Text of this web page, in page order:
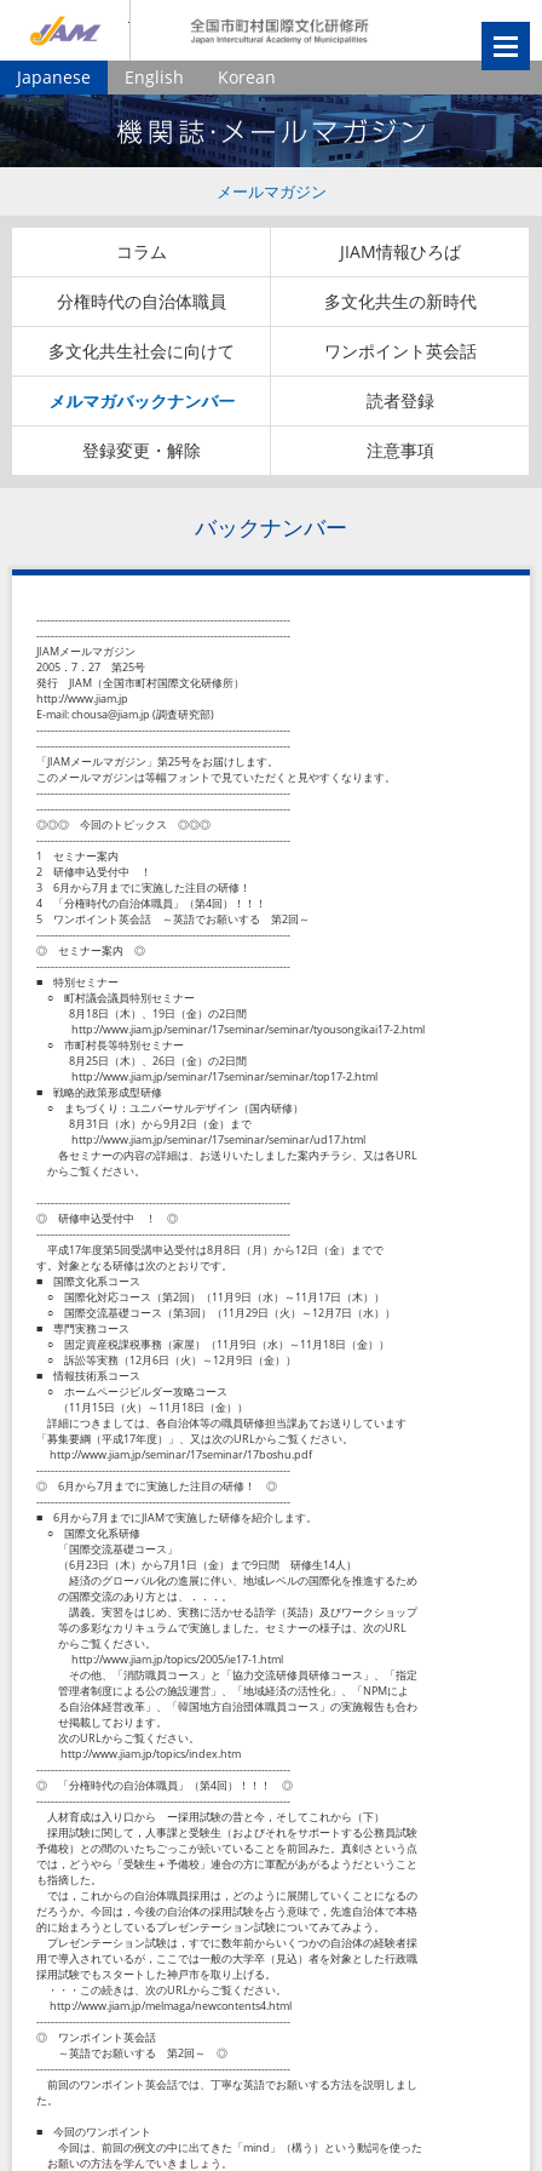
Japanese English Korean
メールマガジン
コラム JIAM情報ひろば
分権時代の自治体職員 多文化共生の新時代
多文化共生社会に向けて ワンポイント英会話
メルマガバックナンバー 読者登録
登録変更・解除 注意事項
バックナンバー
----------------------------------------------------------------------
----------------------------------------------------------------------
JIAMメールマガジン
2005．7．27 第25号
発行 JIAM（全国市町村国際文化研修所）
http://www.jiam.jp
E-mail: chousa@jiam.jp (調査研究部)
----------------------------------------------------------------------
----------------------------------------------------------------------
「JIAMメールマガジン」第25号をお届けします。
このメールマガジンは等幅フォントで見ていただくと見やすくなります。
----------------------------------------------------------------------
----------------------------------------------------------------------
◎◎◎ 今回のトピックス ◎◎◎
----------------------------------------------------------------------
1 セミナー案内
2 研修申込受付中 ！
3 6月から7月までに実施した注目の研修！
4 「分権時代の自治体職員」（第4回）！！！
5 ワンポイント英会話 ～英語でお願いする 第2回～
----------------------------------------------------------------------
◎ セミナー案内 ◎
----------------------------------------------------------------------
■ 特別セミナー
○ 町村議会議員特別セミナー
8月18日（木）、19日（金）の2日間
http://www.jiam.jp/seminar/17seminar/seminar/tyousongikai17-2.html
○ 市町村長等特別セミナー
8月25日（木）、26日（金）の2日間
http://www.jiam.jp/seminar/17seminar/seminar/top17-2.html
■ 戦略的政策形成型研修
○ まちづくり：ユニバーサルデザイン（国内研修）
8月31日（水）から9月2日（金）まで
http://www.jiam.jp/seminar/17seminar/seminar/ud17.html
各セミナーの内容の詳細は、お送りいたしました案内チラシ、又は各URL
からご覧ください。
----------------------------------------------------------------------
◎ 研修申込受付中 ！ ◎
----------------------------------------------------------------------
平成17年度第5回受講申込受付は8月8日（月）から12日（金）までで
す。対象となる研修は次のとおりです。
■ 国際文化系コース
○ 国際化対応コース（第2回）（11月9日（水）～11月17日（木））
○ 国際交流基礎コース（第3回）（11月29日（火）～12月7日（水））
■ 専門実務コース
○ 固定資産税課税事務（家屋）（11月9日（水）～11月18日（金））
○ 訴訟等実務（12月6日（火）～12月9日（金））
■ 情報技術系コース
○ ホームページビルダー攻略コース
（11月15日（火）～11月18日（金））
詳細につきましては、各自治体等の職員研修担当課あてお送りしています
「募集要綱（平成17年度）」、又は次のURLからご覧ください。
http://www.jiam.jp/seminar/17seminar/17boshu.pdf
----------------------------------------------------------------------
◎ 6月から7月までに実施した注目の研修！ ◎
----------------------------------------------------------------------
■ 6月から7月までにJIAMで実施した研修を紹介します。
○ 国際文化系研修
「国際交流基礎コース」
（6月23日（木）から7月1日（金）まで9日間 研修生14人）
経済のグローバル化の進展に伴い、地域レベルの国際化を推進するため
の国際交流のあり方とは、．．．。
講義。実習をはじめ、実務に活かせる語学（英語）及びワークショップ
等の多彩なカリキュラムで実施しました。セミナーの様子は、次のURL
からご覧ください。
http://www.jiam.jp/topics/2005/ie17-1.html
その他、「消防職員コース」と「協力交流研修員研修コース」、「指定
管理者制度による公の施設運営」、「地域経済の活性化」、「NPMによ
る自治体経営改革」、「韓国地方自治団体職員コース」の実施報告も合わ
せ掲載しております。
次のURLからご覧ください。
http://www.jiam.jp/topics/index.htm
----------------------------------------------------------------------
◎ 「分権時代の自治体職員」（第4回）！！！ ◎
----------------------------------------------------------------------
人材育成は入り口から ー採用試験の昔と今，そしてこれから（下）
採用試験に関して，人事課と受験生（およびそれをサポートする公務員試験
予備校）との間のいたちごっこが続いていることを前回みた。真剣さという点
では，どうやら「受験生＋予備校」連合の方に軍配があがるようだということ
も指摘した。
では，これからの自治体職員採用は，どのように展開していくことになるの
だろうか。今回は，今後の自治体の採用試験を占う意味で，先進自治体で本格
的に始まろうとしているプレゼンテーション試験についてみてみよう。
プレゼンテーション試験は，すでに数年前からいくつかの自治体の経験者採
用で導入されているが，ここでは一般の大学卒（見込）者を対象とした行政職
採用試験でもスタートした神戸市を取り上げる。
・・・この続きは、次のURLからご覧ください。
http://www.jiam.jp/melmaga/newcontents4.html
----------------------------------------------------------------------
◎ ワンポイント英会話
～英語でお願いする 第2回～ ◎
----------------------------------------------------------------------
前回のワンポイント英会話では、丁寧な英語でお願いする方法を説明しまし
た。
■ 今回のワンポイント
今回は、前回の例文の中に出てきた「mind」（構う）という動詞を使った
お願いの方法を学んでいきましょう。